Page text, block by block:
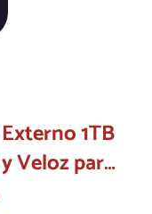
1TB
Veloz para